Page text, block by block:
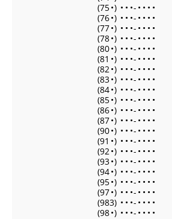
(75•) • • •- • • • •
(76•) • • •- • • • •
(77•) • • •- • • • •
(78•) • • •- • • • •
(80•) • • •- • • • •
(81 •) • • •- • • • •
(82•) • • •- • • • •
(83•) • • •- • • • •
(84•) • • •- • • • •
(85•) • • •- • • • •
(86•) • • •- • • • •
(87•) • • •- • • • •
(90•) • • •- • • • •
(91 •) • • •- • • • •
(92•) • • •- • • • •
(93•) • • •- • • • •
(94•) • • •- • • • •
(95•) • • •- • • • •
(97•) • • •- • • • •
(983) • • •- • • • •
(98•) • • •- • • • •